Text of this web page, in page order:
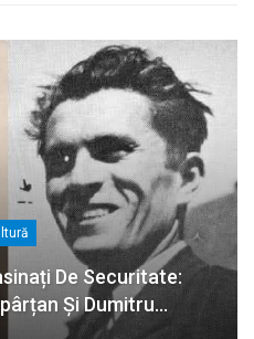
De Securitate:
Și Dumitru…